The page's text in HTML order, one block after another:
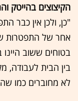
הקיצוצים בהייטק
"כן, ולכן אין כבר
אחר של התפטרות
בטוחים ששוב
בין הבית לעבודה,
לא מחוברים כמו